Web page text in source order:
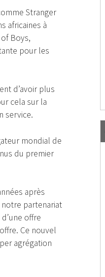
Stranger
africaines à
Boys,
pour les
d’avoir plus
cela sur la
service.
mondial de
du premier
après
partenariat
offre
Ce nouvel
agrégation